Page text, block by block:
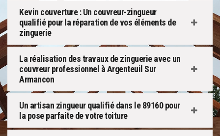
Kevin couverture : Un couvreur-zingueur
qualifié pour la réparation de vos éléments de
zinguerie
La réalisation des travaux de zinguerie avec un
couvreur professionnel à Argenteuil Sur
Armancon
Un artisan zingueur qualifié dans le 89160 pour
la pose parfaite de votre toiture